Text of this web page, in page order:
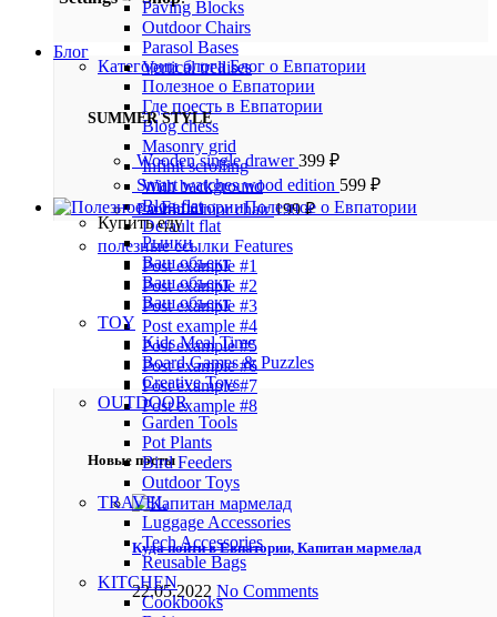
Блог
Категории блогаБлог о Евпатории
Полезное о Евпатории
Где поесть в Евпатории
Blog chess
Masonry grid
Infinit scrolling
With background
Blog flat
Default flat
полезные ссылки Features
Post example #1
Post example #2
Post example #3
Post example #4
Post example #5
Post example #6
Post example #7
Post example #8
Новые посты
Куда пойти в Евпатории, Капитан мармелад
22.05.2022 No Comments
Paving Blocks
Outdoor Chairs
Parasol Bases
Vertical trellises
SUMMER STYLE
Wooden single drawer399 ₽
Smart watches wood edition 599 ₽
Panton tunior chair199₽
Полезное о Евпатории
Купить еду
Рынки
Ваш объект
Ваш объект
Ваш объект
TOY
Kids Meal Time
Board Games & Puzzles
Creative Toys
OUTDOOR
Garden Tools
Pot Plants
Bird Feeders
Outdoor Toys
TRAVEL
Luggage Accessories
Tech Accessories
Reusable Bags
KITCHEN
Cookbooks